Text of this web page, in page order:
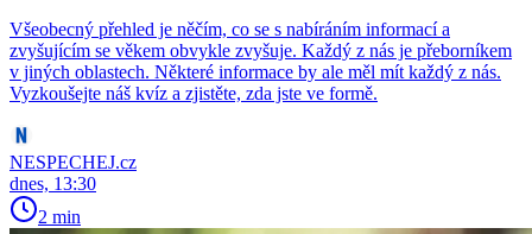
Všeobecný přehled je něčím, co se s nabíráním informací a
zvyšujícím se věkem obvykle zvyšuje. Každý z nás je přeborníkem
v jiných oblastech. Některé informace by ale měl mít každý z nás.
Vyzkoušejte náš kvíz a zjistěte, zda jste ve formě.
NESPECHEJ.cz
dnes, 13:30
2 min